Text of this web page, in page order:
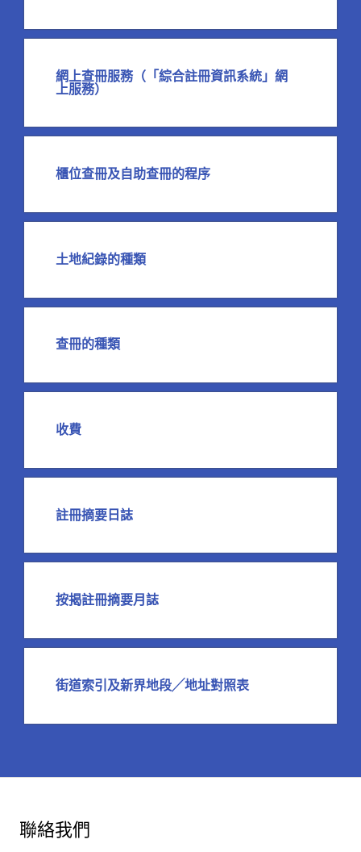
網上查冊服務（「綜合註冊資訊系統」網
上服務）
櫃位查冊及自助查冊的程序
土地紀錄的種類
查冊的種類
收費
註冊摘要日誌
按揭註冊摘要月誌
街道索引及新界地段╱地址對照表
聯絡我們